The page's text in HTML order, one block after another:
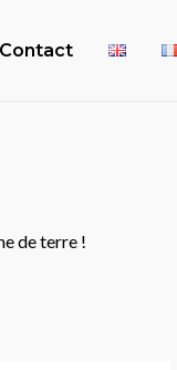
Contact
de terre !